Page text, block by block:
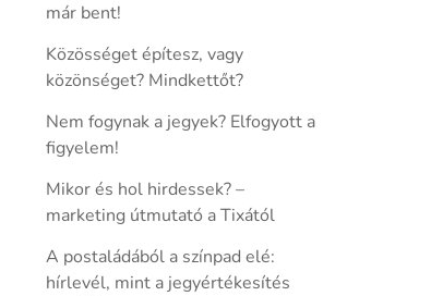
már bent!
Közösséget építesz, vagy
közönséget? Mindkettőt?
Nem fogynak a jegyek? Elfogyott a
figyelem!
Mikor és hol hirdessek? –
marketing útmutató a Tixától
A postaládából a színpad elé:
hírlevél, mint a jegyértékesítés